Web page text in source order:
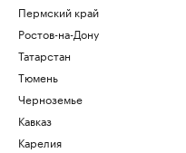
Пермский край
Ростов-на-Дону
Татарстан
Тюмень
Черноземье
Кавказ
Карелия